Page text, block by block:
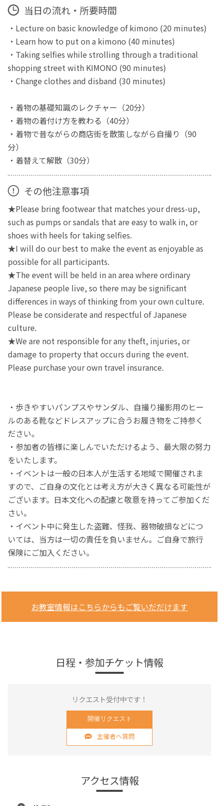
当日の流れ・所要時間
・Lecture on basic knowledge of kimono (20 minutes)
・Learn how to put on a kimono (40 minutes)
・Taking selfies while strolling through a traditional
shopping street with KIMONO (90 minutes)
・Change clothes and disband (30 minutes)
・着物の基礎知識のレクチャー（20分）
・着物の着付け方を教わる（40分）
・着物で昔ながらの商店街を散策しながら自撮り（90
分）
・着替えて解散（30分）
その他注意事項
★Please bring footwear that matches your dress-up,
such as pumps or sandals that are easy to walk in, or
shoes with heels for taking selfies.
★I will do our best to make the event as enjoyable as
possible for all participants.
★The event will be held in an area where ordinary
Japanese people live, so there may be significant
differences in ways of thinking from your own culture.
Please be considerate and respectful of Japanese
culture.
★We are not responsible for any theft, injuries, or
damage to property that occurs during the event.
Please purchase your own travel insurance.
・歩きやすいパンプスやサンダル、自撮り撮影用のヒー
ルのある靴などドレスアップに合うお履き物をご持参く
ださい。
・参加者の皆様に楽しんでいただけるよう、最大限の努力
をいたします。
・イベントは一般の日本人が生活する地域で開催されま
すので、ご自身の文化とは考え方が大きく異なる可能性が
ございます。日本文化への配慮と敬意を持ってご参加くだ
さい。
・イベント中に発生した盗難、怪我、器物破損などにつ
いては、当方は一切の責任を負いません。ご自身で旅行
保険にご加入ください。
お教室情報はこちらからもご覧いだだけます
日程・参加チケット情報
リクエスト受付中です！
開催リクエスト
主催者へ質問
アクセス情報